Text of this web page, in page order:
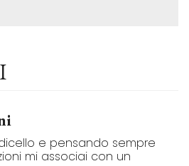
e pensando sempre
mi associai con un